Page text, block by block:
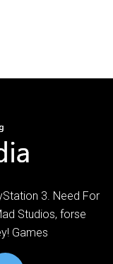
3. Need For
Studios, forse
Games